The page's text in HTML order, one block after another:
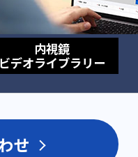
内視鏡
ビデオライブラリー
せ